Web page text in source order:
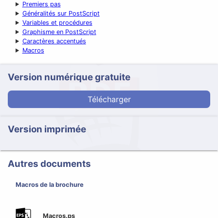
Premiers pas
Généralités sur PostScript
Variables et procédures
Graphisme en PostScript
Caractères accentués
Macros
Version numérique gratuite
Télécharger
Version imprimée
Autres documents
Macros de la brochure
Macros.ps